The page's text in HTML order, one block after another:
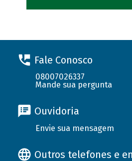
Fale Conosco
08007026337
Mande sua pergunta
Ouvidoria
Envie sua mensagem
Outros telefones e